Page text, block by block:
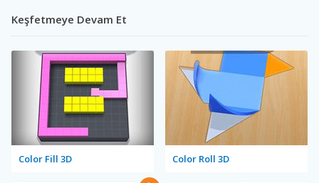
Keşfetmeye Devam Et
Color Fill 3D Color Roll 3D